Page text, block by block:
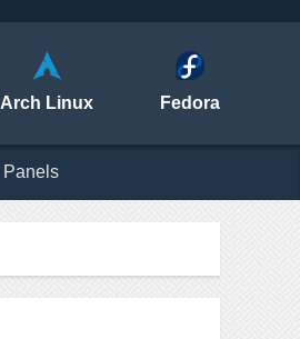
Arch Linux Fedora
Panels